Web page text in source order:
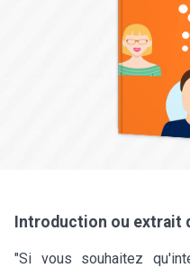
Introduction ou extrait
"Si vous souhaitez